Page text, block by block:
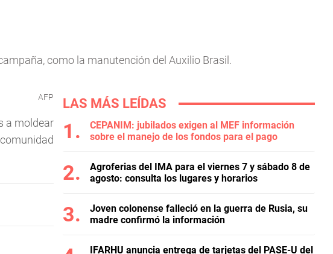
como la manutención del Auxilio Brasil.
AFP
a moldear
LAS MÁS LEÍDAS
CEPANIM: jubilados exigen al MEF información
sobre el manejo de los fondos para el pago
Agroferias del IMA para el viernes 7 y sábado 8 de
agosto: consulta los lugares y horarios
Joven colonense falleció en la guerra de Rusia, su
madre confirmó la información
IFARHU anuncia entrega de tarjetas del PASE-U del